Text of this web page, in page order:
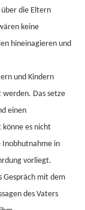
die Eltern
keine
hineinagieren und
und Kindern
Das setze
einen
es nicht
Inobhutnahme in
vorliegt.
Gespräch mit dem
des Vaters